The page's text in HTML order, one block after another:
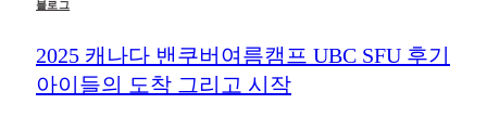
블로그
2025 캐나다 밴쿠버여름캠프 UBC SFU 후기
아이들의 도착 그리고 시작